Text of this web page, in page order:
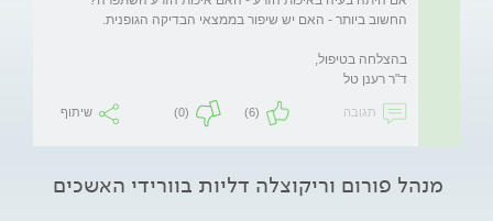
ד"ר רענן טל
תגובה (6)
(0) שיתוף
מנהל פורום וריקוצלה דליות בוורידי האשכים